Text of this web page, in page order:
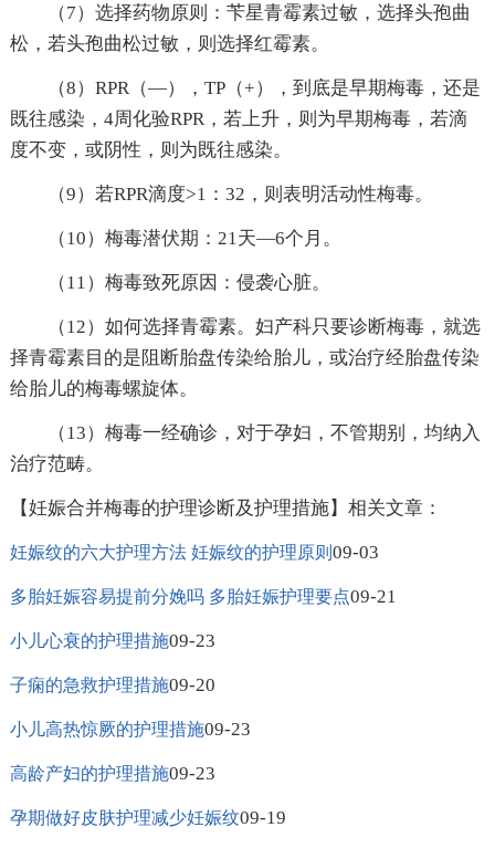
（7）选择药物原则：苄星青霉素过敏，选择头孢曲
松，若头孢曲松过敏，则选择红霉素。
（8）RPR（—），TP（+），到底是早期梅毒，还是
既往感染，4周化验RPR，若上升，则为早期梅毒，若滴
度不变，或阴性，则为既往感染。
（9）若RPR滴度>1：32，则表明活动性梅毒。
（10）梅毒潜伏期：21天—6个月。
（11）梅毒致死原因：侵袭心脏。
（12）如何选择青霉素。妇产科只要诊断梅毒，就选
择青霉素目的是阻断胎盘传染给胎儿，或治疗经胎盘传染
给胎儿的梅毒螺旋体。
（13）梅毒一经确诊，对于孕妇，不管期别，均纳入
治疗范畴。
【妊娠合并梅毒的护理诊断及护理措施】相关文章：
妊娠纹的六大护理方法 妊娠纹的护理原则 09-03
多胎妊娠容易提前分娩吗 多胎妊娠护理要点09-21
小儿心衰的护理措施09-23
子痫的急救护理措施09-20
小儿高热惊厥的护理措施09-23
高龄产妇的护理措施09-23
孕期做好皮肤护理减少妊娠纹09-19